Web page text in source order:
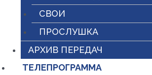
СВОИ
ПРОСЛУШКА
АРХИВ ПЕРЕДАЧ
ТЕЛЕПРОГРАММА